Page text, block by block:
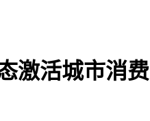
激活城市消费